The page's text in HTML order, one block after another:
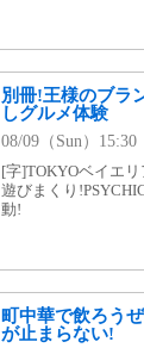
別冊!王様のブラ
しグルメ体験
08/09（Sun）15:30
[字]TOKYOベイエ
遊びまくり
動!
町中華で飲ろう
が止まらない!